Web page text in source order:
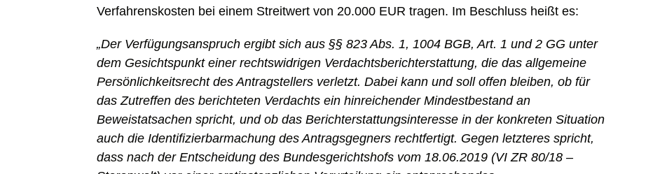
Verfahrenskosten bei einem Streitwert von 20.000 EUR tragen. Im Beschluss heißt es:
„Der Verfügungsanspruch ergibt sich aus §§ 823 Abs. 1, 1004 BGB, Art. 1 und 2 GG unter
dem Gesichtspunkt einer rechtswidrigen Verdachtsberichterstattung, die das allgemeine
Persönlichkeitsrecht des Antragstellers verletzt. Dabei kann und soll offen bleiben, ob für
das Zutreffen des berichteten Verdachts ein hinreichender Mindestbestand an
Beweistatsachen spricht, und ob das Berichterstattungsinteresse in der konkreten Situation
auch die Identifizierbarmachung des Antragsgegners rechtfertigt. Gegen letzteres spricht,
dass nach der Entscheidung des Bundesgerichtshofs vom 18.06.2019 (VI ZR 80/18 –